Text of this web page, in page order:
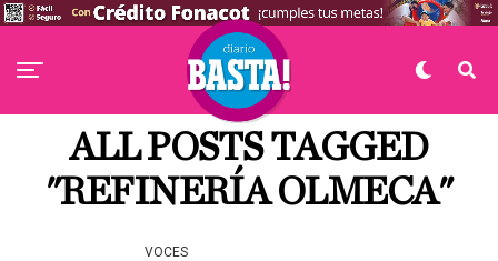
ALL POSTS TAGGED
"REFINERÍA OLMECA"
VOCES